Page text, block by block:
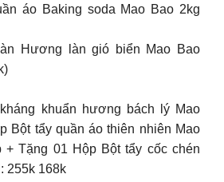
áo Baking soda Mao Bao 2kg
Hương làn gió biển Mao Bao
khuẩn hương bách lý Mao
Bột tẩy quần áo thiên nhiên Mao
+ Tặng 01 Hộp Bột tẩy cốc chén
255k 168k